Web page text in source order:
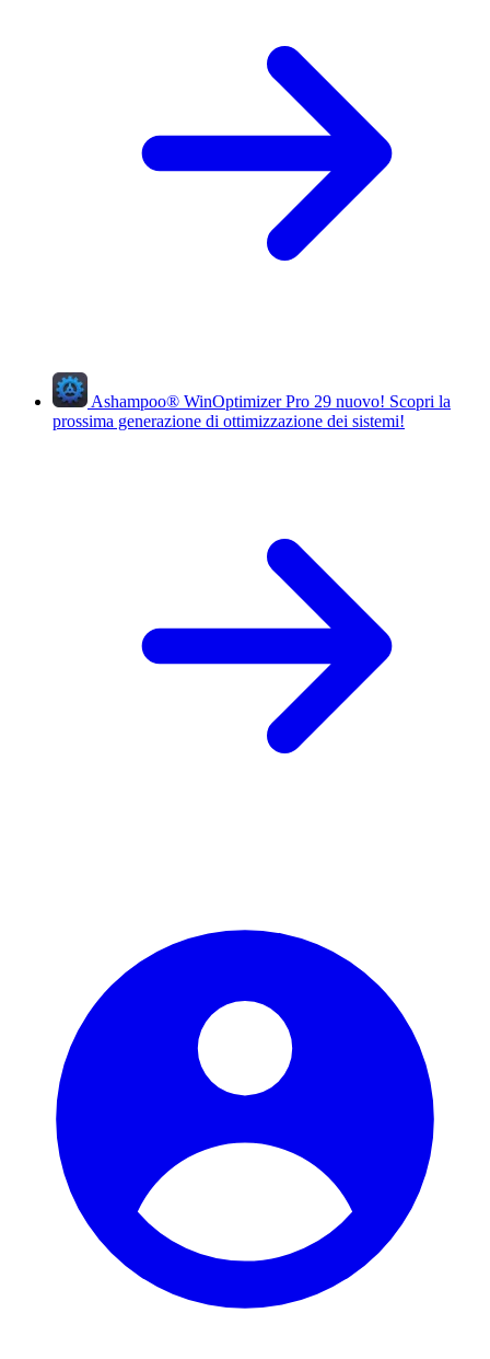
Ashampoo® WinOptimizer Pro 29 nuovo! Scopri la
prossima generazione di ottimizzazione dei sistemi!